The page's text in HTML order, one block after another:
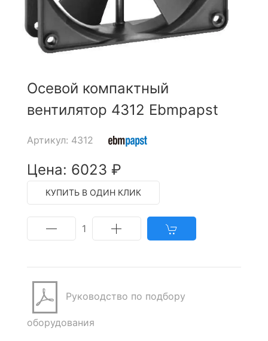
Осевой компактный
вентилятор 4312 Ebmpapst
Артикул: 4312
Цена: 6023 ₽
КУПИТЬ В ОДИН КЛИК
1
Руководство по подбору
оборудования